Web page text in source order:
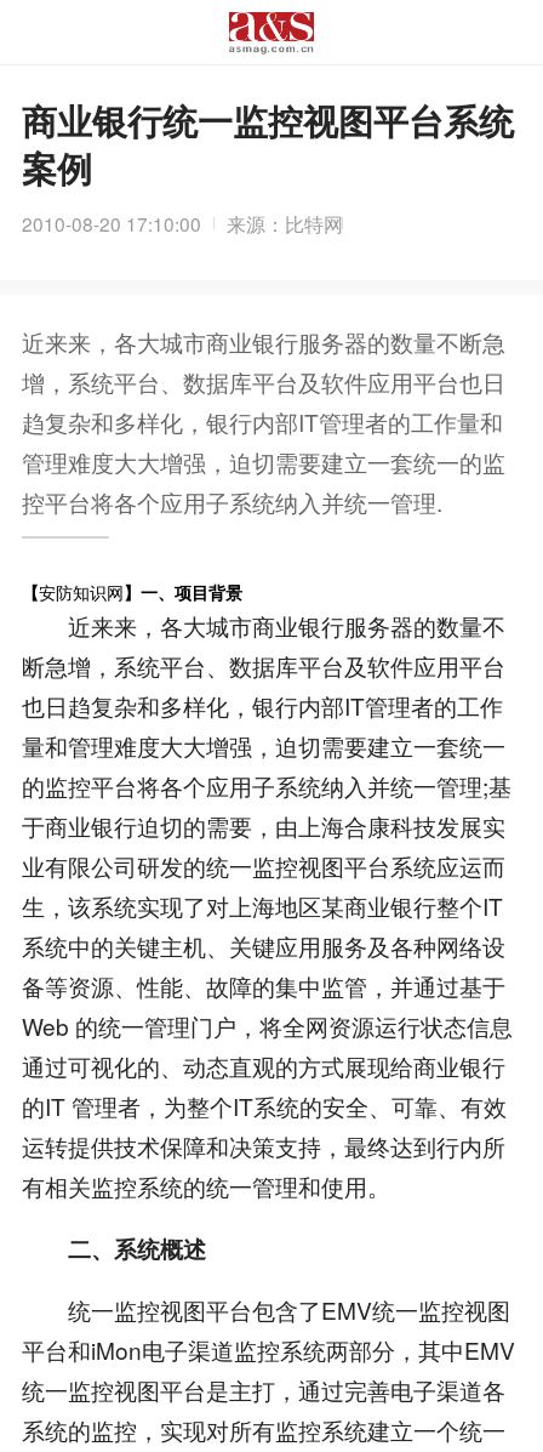
商业银行统一监控视图平台系统
案例
2010-08-20 17:10:00 来源：比特网
近来来，各大城市商业银行服务器的数量不断急
增，系统平台、数据库平台及软件应用平台也日
趋复杂和多样化，银行内部IT管理者的工作量和
管理难度大大增强，迫切需要建立一套统一的监
控平台将各个应用子系统纳入并统一管理.
【安防知识网】一、项目背景
近来来，各大城市商业银行服务器的数量不
断急增，系统平台、数据库平台及软件应用平台
也日趋复杂和多样化，银行内部IT管理者的工作
量和管理难度大大增强，迫切需要建立一套统一
的监控平台将各个应用子系统纳入并统一管理;基
于商业银行迫切的需要，由上海合康科技发展实
业有限公司研发的统一监控视图平台系统应运而
生，该系统实现了对上海地区某商业银行整个IT
系统中的关键主机、关键应用服务及各种网络设
备等资源、性能、故障的集中监管，并通过基于
Web 的统一管理门户，将全网资源运行状态信息
通过可视化的、动态直观的方式展现给商业银行
的IT 管理者，为整个IT系统的安全、可靠、有效
运转提供技术保障和决策支持，最终达到行内所
有相关监控系统的统一管理和使用。
二、系统概述
统一监控视图平台包含了EMV统一监控视图
平台和iMon电子渠道监控系统两部分，其中EMV
统一监控视图平台是主打，通过完善电子渠道各
系统的监控，实现对所有监控系统建立一个统一